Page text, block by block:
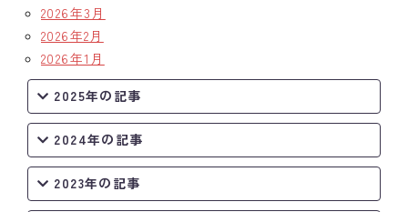
2026年3月
2026年2月
2026年1月
2025年の記事
2024年の記事
2023年の記事